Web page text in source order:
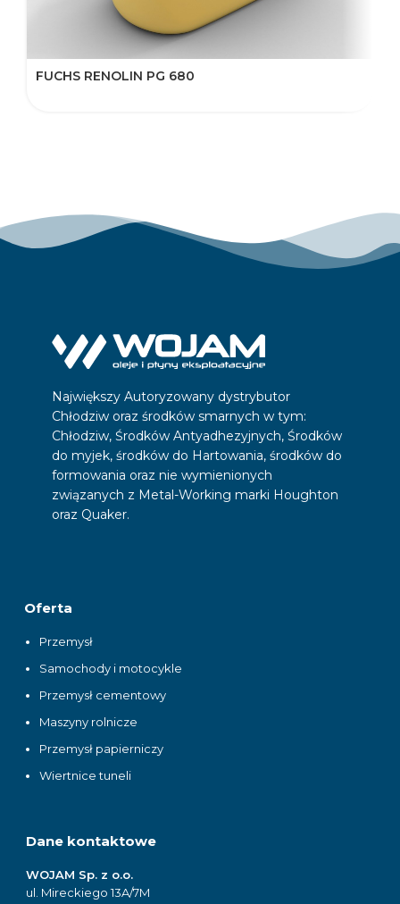
FUCHS RENOLIN PG 680
Największy Autoryzowany dystrybutor
Chłodziw oraz środków smarnych w tym:
Chłodziw, Środków Antyadhezyjnych, Środków
do myjek, środków do Hartowania, środków do
formowania oraz nie wymienionych
związanych z Metal-Working marki Houghton
oraz Quaker.
Oferta
Przemysł
Samochody i motocykle
Przemysł cementowy
Maszyny rolnicze
Przemysł papierniczy
Wiertnice tuneli
Dane kontaktowe
WOJAM Sp. z o.o.
ul. Mireckiego 13A/7M